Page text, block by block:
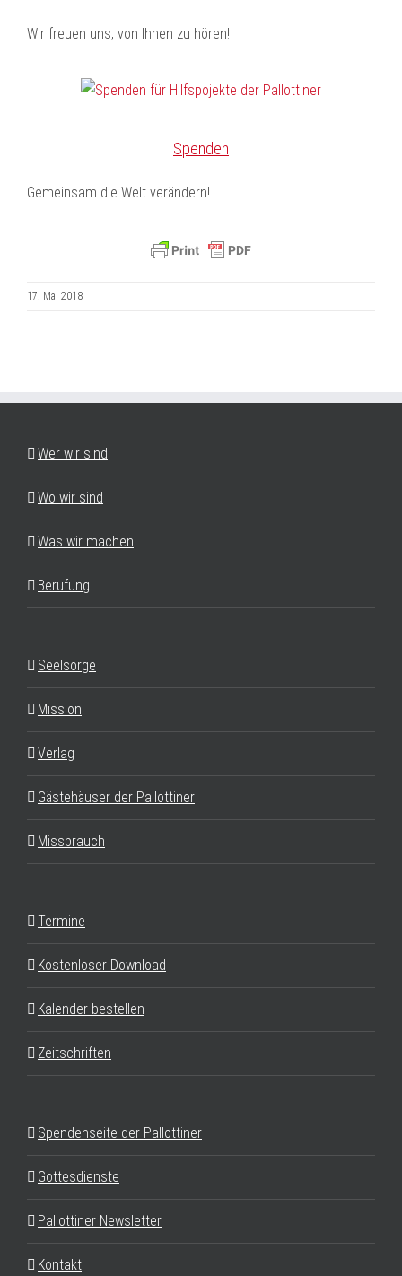
Wir freuen uns, von Ihnen zu hören!
Spenden
Gemeinsam die Welt verändern!
17. Mai 2018
Wer wir sind
Wo wir sind
Was wir machen
Berufung
Seelsorge
Mission
Verlag
Gästehäuser der Pallottiner
Missbrauch
Termine
Kostenloser Download
Kalender bestellen
Zeitschriften
Spendenseite der Pallottiner
Gottesdienste
Pallottiner Newsletter
Kontakt